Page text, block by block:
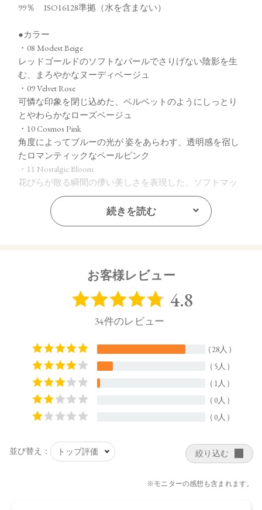
99％ ISO16128準拠（水を含まない）
●カラー
・08 Modest Beige
レッドゴールドのソフトなパールでさりげない陰影を生
む、まろやかなヌーディベージュ
・09 Velvet Rose
可憐な印象を閉じ込めた、ベルベットのようにしっとり
とやわらかなローズベージュ
・10 Cosmos Pink
角度によってブルーの光が 姿をあらわす、透明感を宿し
たロマンティックなペールピンク
・11 Nostalgic Bloom
花びらが散る瞬間の儚い美しさを表現した、ソフトマッ
トなアンティークモーヴ
【全成分】
タルク、ラウロイルリシン、シリカ、スクワラン、トリ（カ
プリル酸／カプリン酸）グリセリル、ダイマージリノール酸
ジ（イソステアリル／フィトステリル）、イソステアリン酸
ール、水酸化Al、アルガニアスピノサ核油、オプンチアフィ
クスインジカ種子油、ホホバ種子油、ローズマリー葉油、ア
子油、マイカ、酸化チタン、酸化鉄、グンジョウ
続きを読む
お客様レビュー